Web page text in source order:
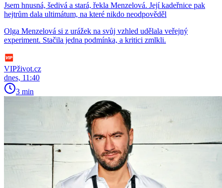
Jsem hnusná, šedivá a stará, řekla Menzelová. Její kadeřnice pak
hejtrům dala ultimátum, na které nikdo neodpověděl
Olga Menzelová si z urážek na svůj vzhled udělala veřejný
experiment. Stačila jedna podmínka, a kritici zmlkli.
VIPživot.cz
dnes, 11:40
3 min